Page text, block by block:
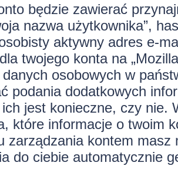
będzie zawierać
nazwa użytkownika”,
osobisty aktywny adres e-
twojego konta na
osobowych w
podania dodatkowych
jest konieczne, czy nie.
które informacje o twoim
zarządzania kontem masz
do ciebie automatycznie